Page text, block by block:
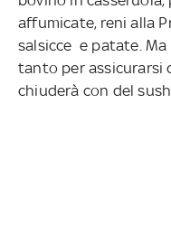
affumicate, reni alla
salsicce e patate.
tanto per assicurarsi
chiuderà con del